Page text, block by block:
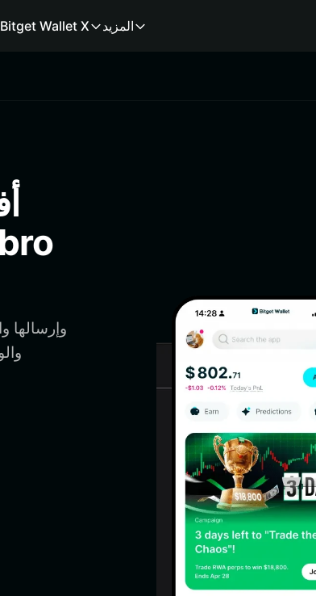
Bitget Wallet X المزيد